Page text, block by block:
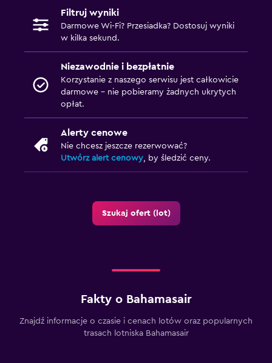
Filtruj wyniki
Darmowe Wi-Fi? Przesiadka? Dostosuj wyniki
w kilka sekund.
Niezawodnie i bezpłatnie
Korzystanie z naszego serwisu jest całkowicie
darmowe – nie pobieramy żadnych ukrytych
opłat.
Alerty cenowe
Nie chcesz jeszcze rezerwować?
Utwórz alert cenowy , by śledzić ceny.
Szukaj ofert (lot)
Fakty o Bahamasair
Znajdź informacje o czasie i cenach lotów oraz popularnych
trasach lotniska Bahamasair